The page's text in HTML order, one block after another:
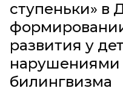
ступеньки» в
развития у
нарушениями
билингвизма